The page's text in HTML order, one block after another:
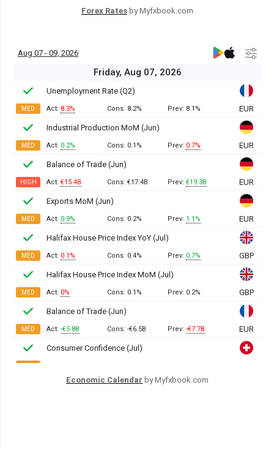
Forex Rates by Myfxbook.com
Economic Calendar by Myfxbook.com